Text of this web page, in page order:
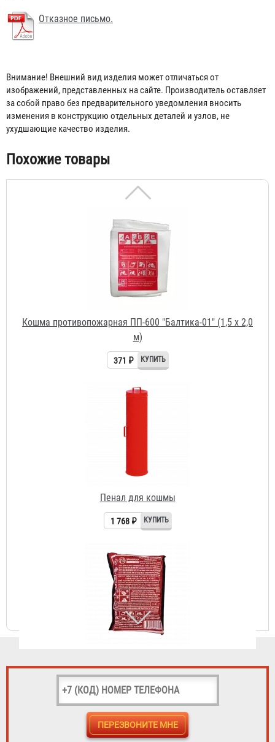
Отказное письмо.
Внимание! Внешний вид изделия может отличаться от
изображений, представленных на сайте. Производитель оставляет
за собой право без предварительного уведомления вносить
изменения в конструкцию отдельных деталей и узлов, не
ухудшающие качество изделия.
Похожие товары
299 ₽
Кошма противопожарная ПП-600 "Балтика-01" (1,5 х 2,0
м)
371 ₽
1 768 ₽
Кошма противопожарная ПП-300 (1,5 х 2,0 м)
331 ₽
Кошма противопожарная ПП-600 (1,5 х 2,0 м)